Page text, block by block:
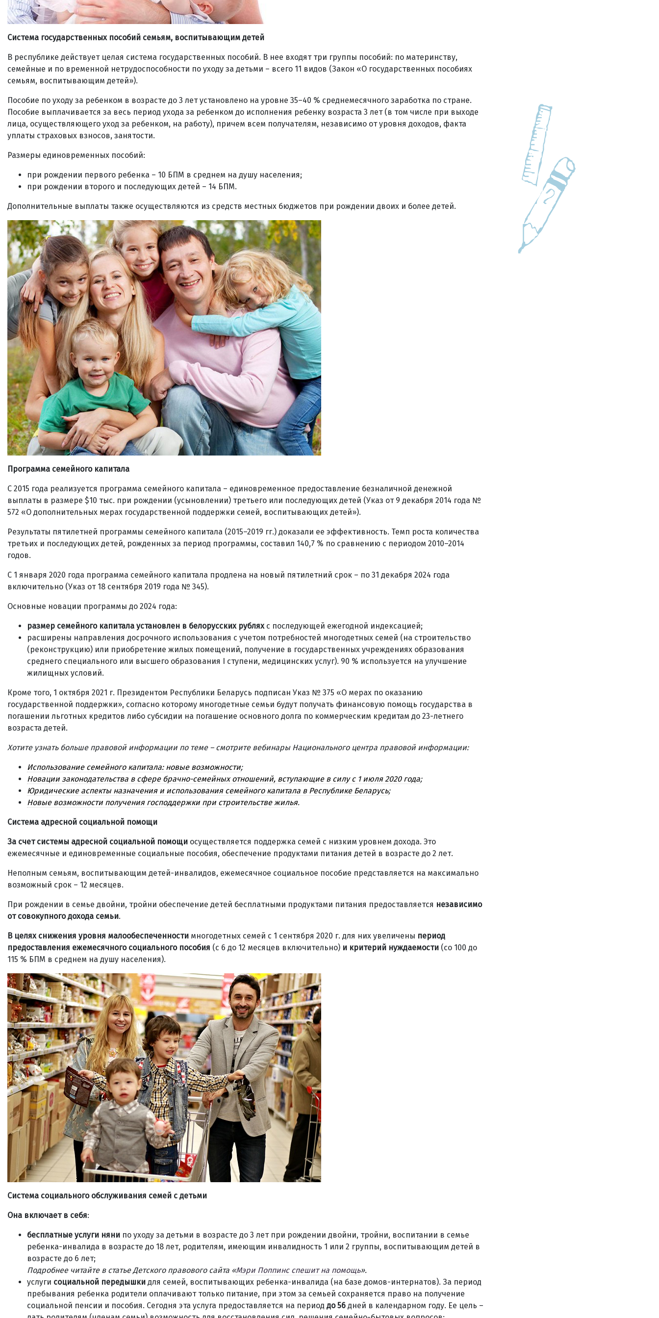
Система государственных пособий семьям, воспитывающим детей
В республике действует целая система государственных пособий. В нее входят три группы пособий: по материнству,
семейные и по временной нетрудоспособности по уходу за детьми – всего 11 видов (Закон «О государственных пособиях
семьям, воспитывающим детей»).
Пособие по уходу за ребенком в возрасте до 3 лет установлено на уровне 35–40 % среднемесячного заработка по стране.
Пособие выплачивается за весь период ухода за ребенком до исполнения ребенку возраста 3 лет (в том числе при выходе
лица, осуществляющего уход за ребенком, на работу), причем всем получателям, независимо от уровня доходов, факта
уплаты страховых взносов, занятости.
Размеры единовременных пособий:
при рождении первого ребенка – 10 БПМ в среднем на душу населения;
при рождении второго и последующих детей – 14 БПМ.
Дополнительные выплаты также осуществляются из средств местных бюджетов при рождении двоих и более детей.
Программа семейного капитала
С 2015 года реализуется программа семейного капитала – единовременное предоставление безналичной денежной
выплаты в размере $10 тыс. при рождении (усыновлении) третьего или последующих детей (Указ от 9 декабря 2014 года №
572 «О дополнительных мерах государственной поддержки семей, воспитывающих детей»).
Результаты пятилетней программы семейного капитала (2015–2019 гг.) доказали ее эффективность. Темп роста количества
третьих и последующих детей, рожденных за период программы, составил 140,7 % по сравнению с периодом 2010–2014
годов.
С 1 января 2020 года программа семейного капитала продлена на новый пятилетний срок – по 31 декабря 2024 года
включительно (Указ от 18 сентября 2019 года № 345).
Основные новации программы до 2024 года:
размер семейного капитала установлен в белорусских рубляхс последующей ежегодной индексацией;
расширены направления досрочного использования с учетом потребностей многодетных семей (на строительство
(реконструкцию) или приобретение жилых помещений, получение в государственных учреждениях образования
среднего специального или высшего образования I ступени, медицинских услуг). 90 % используется на улучшение
жилищных условий.
Кроме того, 1 октября 2021 г. Президентом Республики Беларусь подписан Указ № 375 «О мерах по оказанию
государственной поддержки», согласно которому многодетные семьи будут получать финансовую помощь государства в
погашении льготных кредитов либо субсидии на погашение основного долга по коммерческим кредитам до 23-летнего
возраста детей.
Хотите узнать больше правовой информации по теме – смотрите вебинары Национального центра правовой информации:
Использование семейного капитала: новые возможности;
Новации законодательства в сфере брачно-семейных отношений, вступающие в силу с 1 июля 2020 года;
Юридические аспекты назначения и использования семейного капитала в Республике Беларусь;
Новые возможности получения господдержки при строительстве жилья.
Система адресной социальной помощи
За счет системы адресной социальной помощи осуществляется поддержка семей с низким уровнем дохода. Это
ежемесячные и единовременные социальные пособия, обеспечение продуктами питания детей в возрасте до 2 лет.
Неполным семьям, воспитывающим детей-инвалидов, ежемесячное социальное пособие представляется на максимально
возможный срок – 12 месяцев.
При рождении в семье двойни, тройни обеспечение детей бесплатными продуктами питания предоставляется независимо
от совокупного дохода семьи.
В целях снижения уровня малообеспеченности многодетных семей с 1 сентября 2020 г. для них увеличены период
предоставления ежемесячного социального пособия (с 6 до 12 месяцев включительно) и критерий нуждаемости (со 100 до
115 % БПМ в среднем на душу населения).
Система социального обслуживания семей с детьми
Она включает в себя:
бесплатные услуги няни по уходу за детьми в возрасте до 3 лет при рождении двойни, тройни, воспитании в семье
ребенка-инвалида в возрасте до 18 лет, родителям, имеющим инвалидность 1 или 2 группы, воспитывающим детей в
возрасте до 6 лет;
Подробнее читайте в статье Детского правового сайта «Мэри Поппинс спешит на помощь».
услуги социальной передышки для семей, воспитывающих ребенка-инвалида (на базе домов-интернатов). За период
пребывания ребенка родители оплачивают только питание, при этом за семьей сохраняется право на получение
социальной пенсии и пособия. Сегодня эта услуга предоставляется на период до 56 дней в календарном году. Ее цель –